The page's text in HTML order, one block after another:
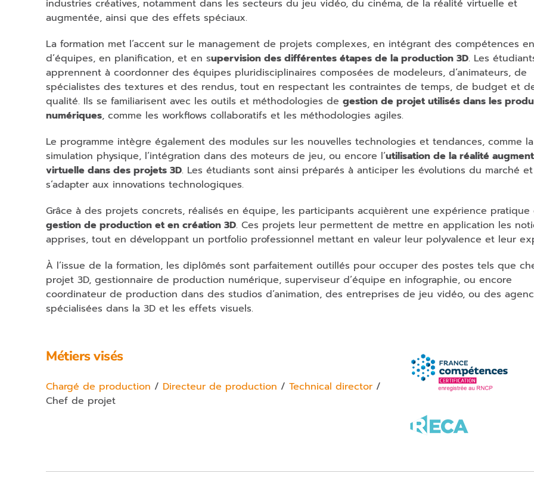
industries créatives, notamment dans les secteurs du jeu vidéo, du cinéma, de la réalité virtuelle et
augmentée, ainsi que des effets spéciaux.
La formation met l’accent sur le management de projets complexes, en intégrant des compétences
d’équipes, en planification, et en supervision des différentes étapes de la production 3D. Les
apprennent à coordonner des équipes pluridisciplinaires composées de modeleurs, d’animateurs, de
spécialistes des textures et des rendus, tout en respectant les contraintes de temps, de budget et
qualité. Ils se familiarisent avec les outils et méthodologies de gestion de projet utilisés dans les
numériques, comme les workflows collaboratifs et les méthodologies agiles.
Le programme intègre également des modules sur les nouvelles technologies et tendances, comme la
simulation physique, l’intégration dans des moteurs de jeu, ou encore l’utilisation de la réalité
virtuelle dans des projets 3D. Les étudiants sont ainsi préparés à anticiper les évolutions du marché
s’adapter aux innovations technologiques.
Grâce à des projets concrets, réalisés en équipe, les participants acquièrent une expérience pratique
gestion de production et en création 3D. Ces projets leur permettent de mettre en application les
apprises, tout en développant un portfolio professionnel mettant en valeur leur polyvalence et leur
À l’issue de la formation, les diplômés sont parfaitement outillés pour occuper des postes tels que
projet 3D, gestionnaire de production numérique, superviseur d’équipe en infographie, ou encore
coordinateur de production dans des studios d’animation, des entreprises de jeu vidéo, ou des
spécialisées dans la 3D et les effets visuels.
Métiers visés
Chargé de production / Directeur de production / Technical director /
Chef de projet